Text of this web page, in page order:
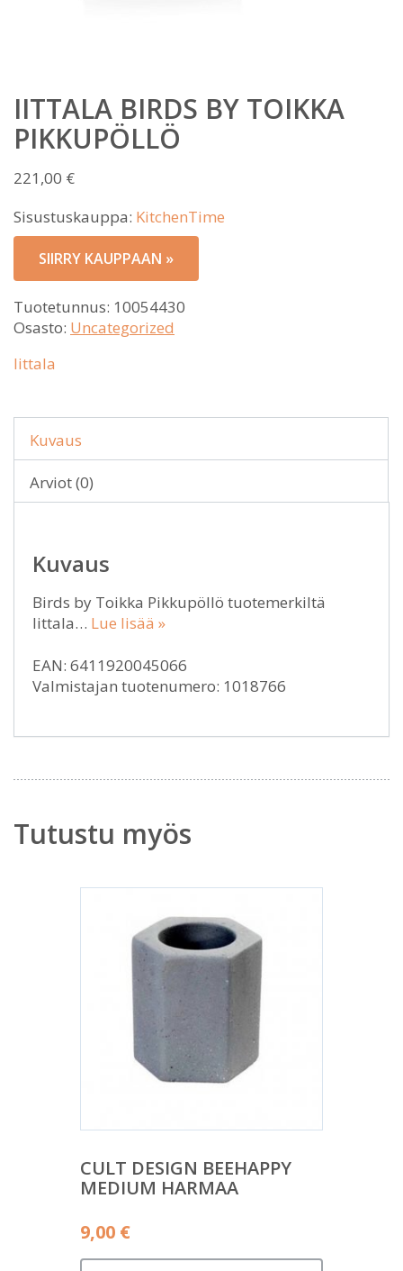
IITTALA BIRDS BY TOIKKA
PIKKUPÖLLÖ
221,00 €
Sisustuskauppa: KitchenTime
SIIRRY KAUPPAAN »
Tuotetunnus: 10054430
Osasto: Uncategorized
Iittala
Kuvaus
Arviot (0)
Kuvaus
Birds by Toikka Pikkupöllö tuotemerkiltä
Iittala… Lue lisää »
EAN: 6411920045066
Valmistajan tuotenumero: 1018766
Tutustu myös
CULT DESIGN BEEHAPPY
MEDIUM HARMAA
9,00 €